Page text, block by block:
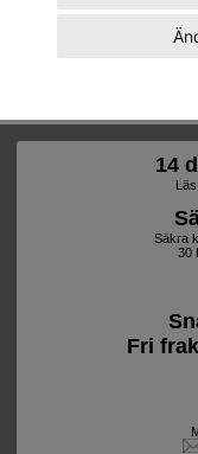
14
Säkra
30
Fri